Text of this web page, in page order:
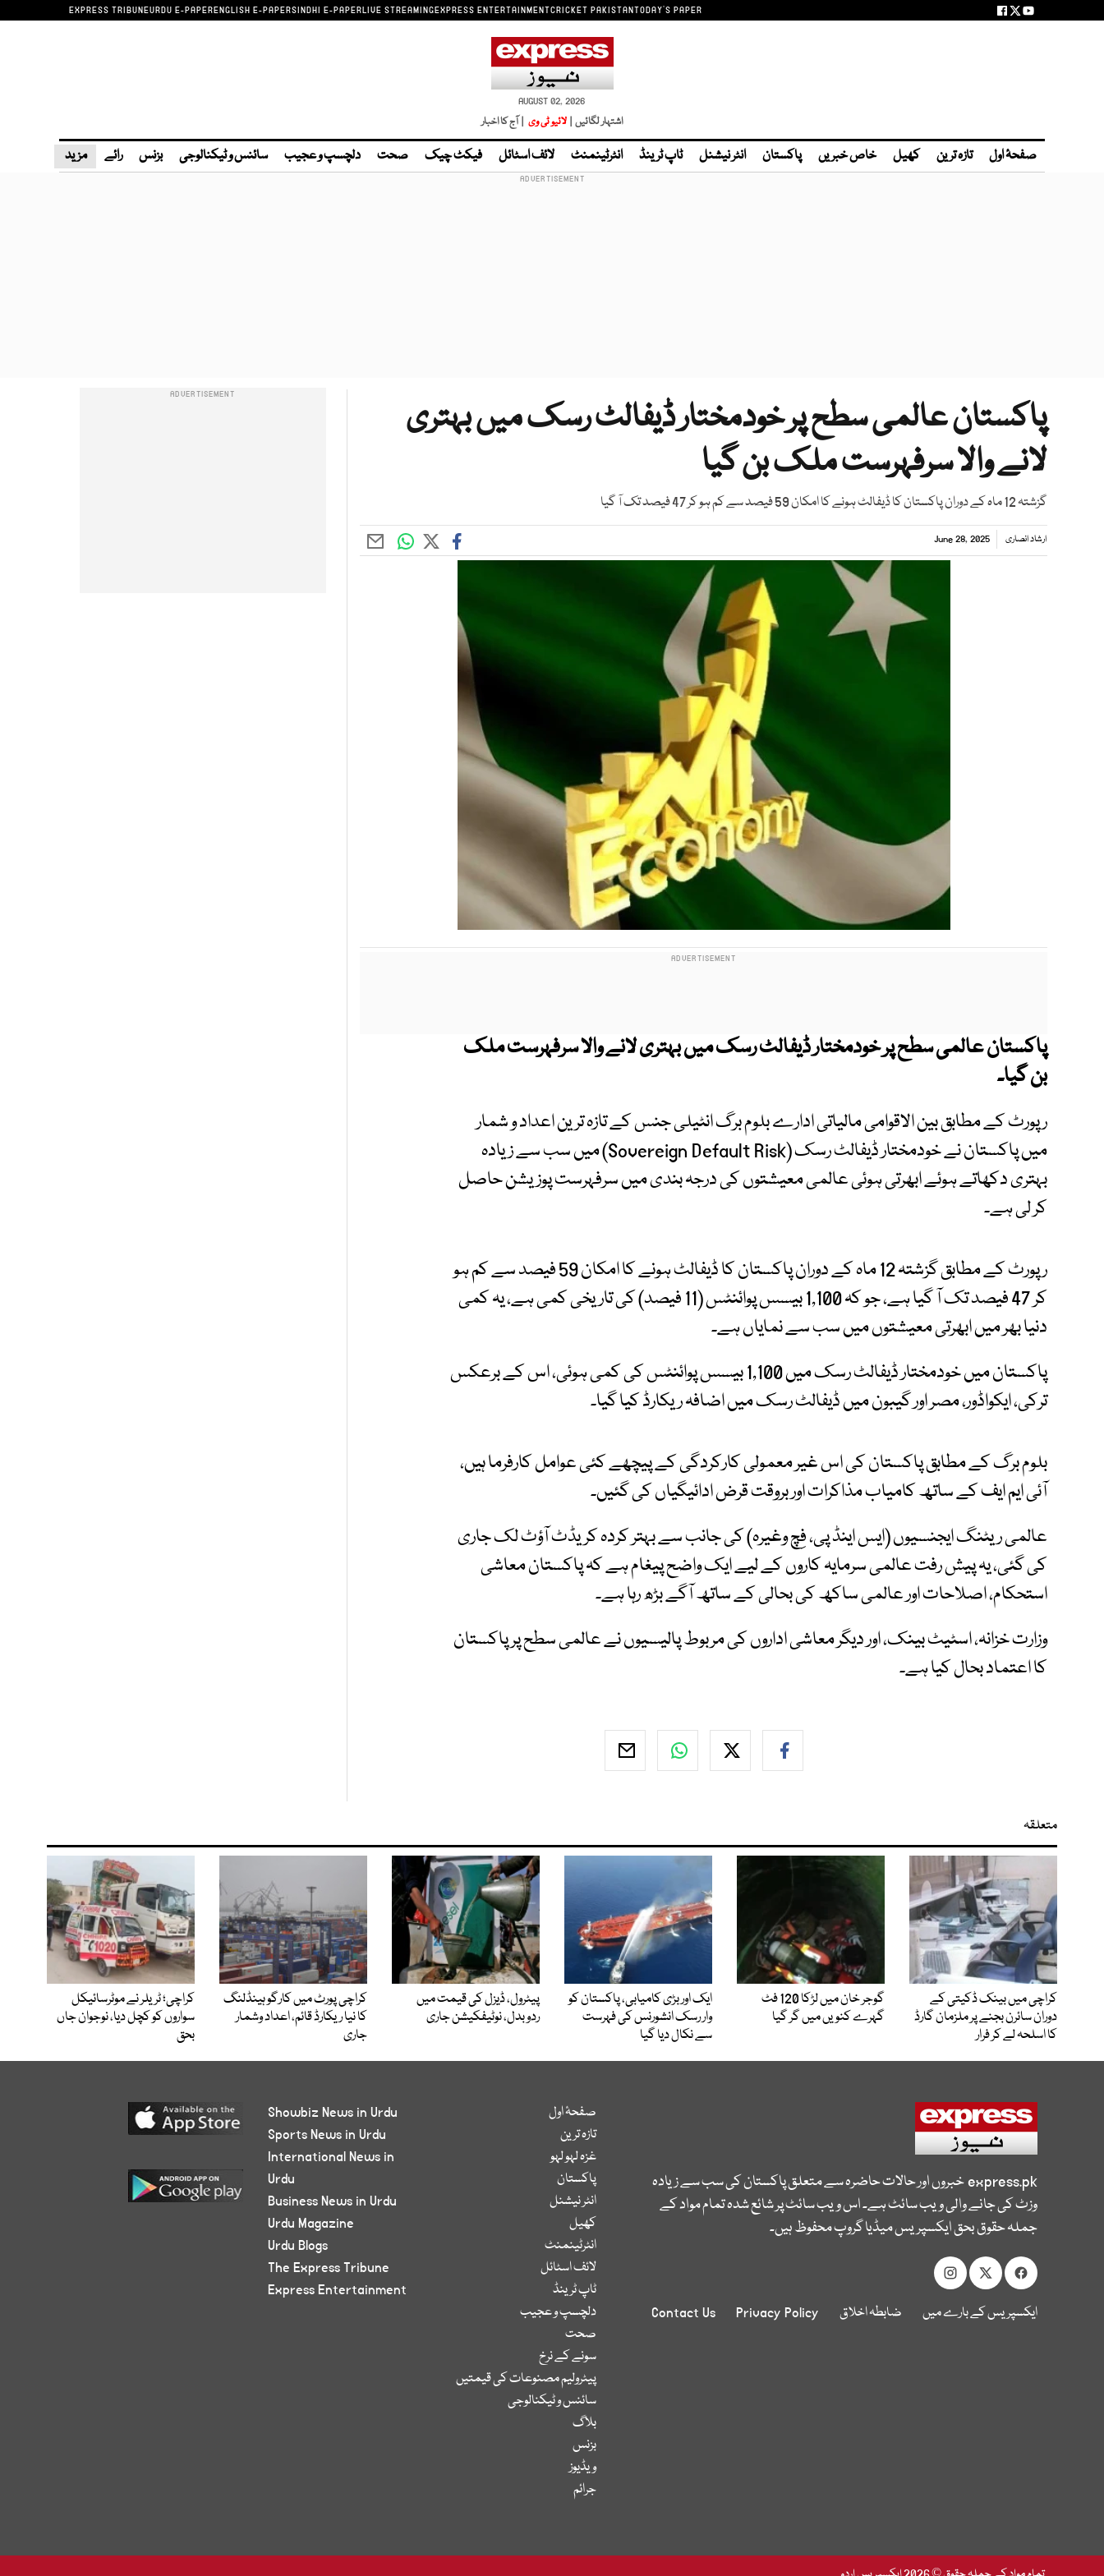
EXPRESS TRIBUNEURDU E-PAPERENGLISH E-PAPERSINDHI E-PAPERLIVE STREAMINGEXPRESS ENTERTAINMENTCRICKET PAKISTANTODAY'S PAPER
AUGUST 02, 2026
اشتہار لگائیں | لائیو ٹی وی | آج کا اخبار
صفحۂ اول تازہ ترین کھیل خاص خبریں پاکستان انٹر نیشنل ٹاپ ٹرینڈ انٹرٹینمنٹ لائف اسٹائل فیکٹ چیک صحت دلچسپ و عجیب سائنس و ٹیکنالوجی بزنس رائے مزید
پاکستان عالمی سطح پر خودمختار ڈیفالٹ رسک میں بہتری
لانے والا سرفہرست ملک بن گیا
گزشتہ 12 ماہ کے دوران پاکستان کا ڈیفالٹ ہونے کا امکان 59 فیصد سے کم ہو کر 47 فیصد تک آ گیا
ارشاد انصاری June 28, 2025
پاکستان عالمی سطح پر خودمختار ڈیفالٹ رسک میں بہتری لانے والا سرفہرست ملک
بن گیا۔
رپورٹ کے مطابق بین الاقوامی مالیاتی ادارے بلوم برگ انٹیلی جنس کے تازہ ترین اعداد و شمار
میں پاکستان نے خودمختار ڈیفالٹ رسک (Sovereign Default Risk) میں سب سے زیادہ
بہتری دکھاتے ہوئے ابھرتی ہوئی عالمی معیشتوں کی درجہ بندی میں سرفہرست پوزیشن حاصل
کر لی ہے۔
رپورٹ کے مطابق گزشتہ 12 ماہ کے دوران پاکستان کا ڈیفالٹ ہونے کا امکان 59 فیصد سے کم ہو
کر 47 فیصد تک آ گیا ہے، جو کہ 1,100 بیسس پوائنٹس (11 فیصد) کی تاریخی کمی ہے، یہ کمی
دنیا بھر میں ابھرتی معیشتوں میں سب سے نمایاں ہے۔
پاکستان میں خودمختار ڈیفالٹ رسک میں 1,100 بیسس پوائنٹس کی کمی ہوئی، اس کے برعکس
ترکی، ایکواڈور، مصر اور گیبون میں ڈیفالٹ رسک میں اضافہ ریکارڈ کیا گیا۔
بلوم برگ کے مطابق پاکستان کی اس غیر معمولی کارکردگی کے پیچھے کئی عوامل کارفرما ہیں،
آئی ایم ایف کے ساتھ کامیاب مذاکرات اور بروقت قرض ادائیگیاں کی گئیں۔
عالمی ریٹنگ ایجنسیوں (ایس اینڈ پی، فِچ وغیرہ) کی جانب سے بہتر کردہ کریڈٹ آؤٹ لک جاری
کی گئی، یہ پیش رفت عالمی سرمایہ کاروں کے لیے ایک واضح پیغام ہے کہ پاکستان معاشی
استحکام، اصلاحات اور عالمی ساکھ کی بحالی کے ساتھ آگے بڑھ رہا ہے۔
وزارت خزانہ، اسٹیٹ بینک، اور دیگر معاشی اداروں کی مربوط پالیسیوں نے عالمی سطح پر پاکستان
کا اعتماد بحال کیا ہے۔
متعلقہ
کراچی میں بینک ڈکیتی کے
دوران سائرن بجنے پر ملزمان گارڈ
کا اسلحہ لے کر فرار
گوجر خان میں لڑکا 120 فٹ
گہرے کنویں میں گر گیا
ایک اور بڑی کامیابی، پاکستان کو
وار رسک انشورنس کی فہرست
سے نکال دیا گیا
پیٹرول، ڈیزل کی قیمت میں
ردوبدل، نوٹیفکیشن جاری
کراچی پورٹ میں کارگو ہینڈلنگ
کا نیا ریکارڈ قائم، اعداد وشمار
جاری
کراچی؛ ٹریلر نے موٹرسائیکل
سواروں کو کچل دیا، نوجوان جاں
بحق
express.pkخبروں اور حالات حاضرہ سے متعلق پاکستان کی سب سے زیادہ
وزٹ کی جانے والی ویب سائٹ ہے۔ اس ویب سائٹ پر شائع شدہ تمام مواد کے
جملہ حقوق بحق ایکسپریس میڈیا گروپ محفوظ ہیں۔
ایکسپریس کے بارے میں ضابطہ اخلاق Privacy Policy
Contact Us
صفحۂ اول
تازہ ترین
غزہ لہو لہو
پاکستان
انٹر نیشنل
کھیل
انٹرٹینمنٹ
لائف اسٹائل
ٹاپ ٹرینڈ
دلچسپ و عجیب
صحت
سونے کے نرخ
پیٹرولیم مصنوعات کی قیمتیں
سائنس و ٹیکنالوجی
بلاگ
بزنس
ویڈیوز
جرائم
Showbiz News in Urdu
Sports News in Urdu
International News in
Urdu
Business News in Urdu
Urdu Magazine
Urdu Blogs
The Express Tribune
Express Entertainment